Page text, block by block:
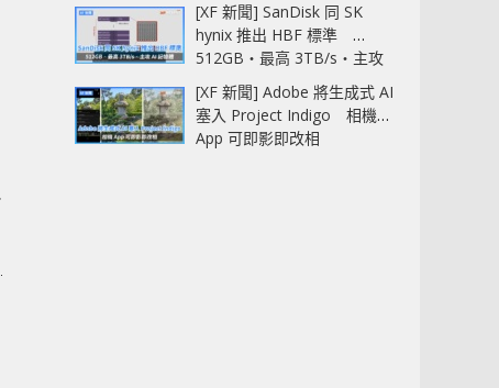
[XF 新聞] SanDisk 同 SK
hynix 推出 HBF 標準
512GB‧最高 3TB/s‧主攻
AI 記憶體
[XF 新聞] Adobe 將生成式 AI
塞入 Project Indigo 相機
App 可即影即改相